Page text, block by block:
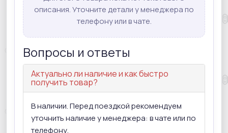
описания. Уточните детали у менеджера по
телефону или в чате.
Вопросы и ответы
Актуально ли наличие и как быстро
получить товар?
В наличии. Перед поездкой рекомендуем
уточнить наличие у менеджера: в чате или по
телефону.